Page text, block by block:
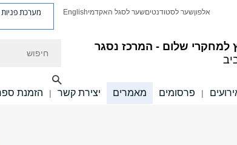
למחקרי שלום - המרכז נסגר
אלפוןשער לסטודנטיםשער לסגל האקדמיEnglish מערכת פניות
| פרסומים מאמרים יצירת קשר | הזמנת